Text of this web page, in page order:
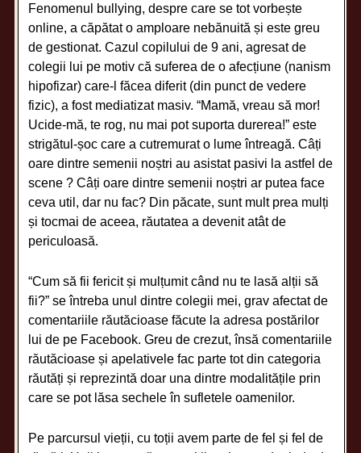
Fenomenul bullying, despre care se tot vorbește
online, a căpătat o amploare nebănuită și este greu
de gestionat. Cazul copilului de 9 ani, agresat de
colegii lui pe motiv că suferea de o afecțiune (nanism
hipofizar) care-l făcea diferit (din punct de vedere
fizic), a fost mediatizat masiv. “Mamă, vreau să mor!
Ucide-mă, te rog, nu mai pot suporta durerea!” este
strigătul-șoc care a cutremurat o lume întreagă. Câți
oare dintre semenii noștri au asistat pasivi la astfel de
scene ? Câți oare dintre semenii noștri ar putea face
ceva util, dar nu fac? Din păcate, sunt mult prea mulți
și tocmai de aceea, răutatea a devenit atât de
periculoasă.
“Cum să fii fericit și mulțumit când nu te lasă alții să
fii?” se întreba unul dintre colegii mei, grav afectat de
comentariile răutăcioase făcute la adresa postărilor
lui de pe Facebook. Greu de crezut, însă comentariile
răutăcioase și apelativele fac parte tot din categoria
răutăți și reprezintă doar una dintre modalitățile prin
care se pot lăsa sechele în sufletele oamenilor.
Pe parcursul vieții, cu toții avem parte de fel și fel de